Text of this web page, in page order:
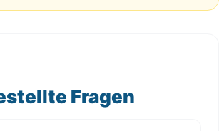
Fragen